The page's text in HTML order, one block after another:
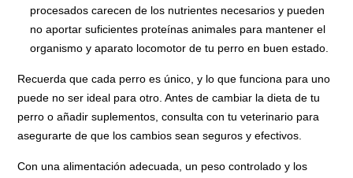
procesados carecen de los nutrientes necesarios y pueden
no aportar suficientes proteínas animales para mantener el
organismo y aparato locomotor de tu perro en buen estado.
Recuerda que cada perro es único, y lo que funciona para uno
puede no ser ideal para otro. Antes de cambiar la dieta de tu
perro o añadir suplementos, consulta con tu veterinario para
asegurarte de que los cambios sean seguros y efectivos.
Con una alimentación adecuada, un peso controlado y los